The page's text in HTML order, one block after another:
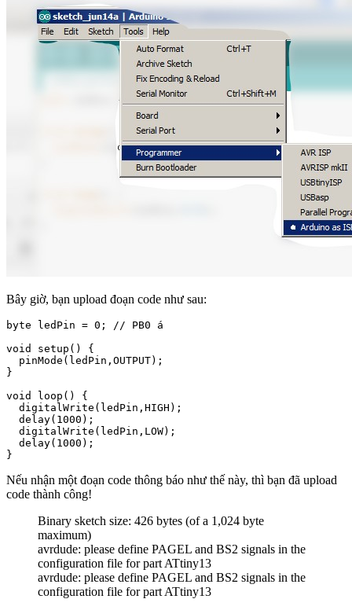
Bây giờ, bạn upload đoạn code như sau:
byte ledPin = 0; // PB0 á
void setup() {
  pinMode(ledPin,OUTPUT);
}
void loop() {
  digitalWrite(ledPin,HIGH);
  delay(1000);
  digitalWrite(ledPin,LOW);
  delay(1000);
}
Nếu nhận một đoạn code thông báo như thế này, thì bạn đã upload
code thành công!
Binary sketch size: 426 bytes (of a 1,024 byte
maximum)
avrdude: please define PAGEL and BS2 signals in the
configuration file for part ATtiny13
avrdude: please define PAGEL and BS2 signals in the
configuration file for part ATtiny13